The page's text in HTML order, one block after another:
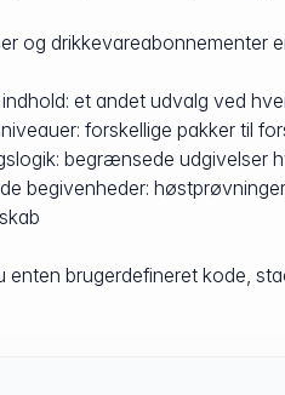
og drikkevareabonnementer
et andet udvalg ved
forskellige pakker til
begrænsede udgivelser
begivenheder:
enten brugerdefineret kode,